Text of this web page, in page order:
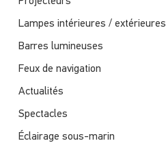
Lampes intérieures / extérieures
Barres lumineuses
Feux de navigation
Actualités
Spectacles
Éclairage sous-marin